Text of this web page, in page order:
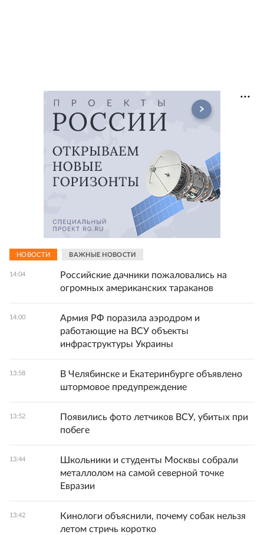
НОВОСТИ ВАЖНЫЕ НОВОСТИ
14:04
Российские дачники пожаловались на
огромных американских тараканов
14:00
Армия РФ поразила аэродром и
работающие на ВСУ объекты
инфраструктуры Украины
13:58
В Челябинске и Екатеринбурге объявлено
штормовое предупреждение
13:52
Появились фото летчиков ВСУ, убитых при
побеге
13:44
Школьники и студенты Москвы собрали
металлолом на самой северной точке
Евразии
13:42
Кинологи объяснили, почему собак нельзя
летом стричь коротко